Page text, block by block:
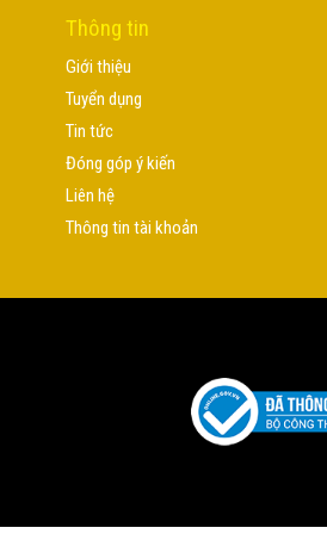
Thông tin
Giới thiệu
Tuyển dụng
Tin tức
Đóng góp ý kiến
Liên hệ
Thông tin tài khoản